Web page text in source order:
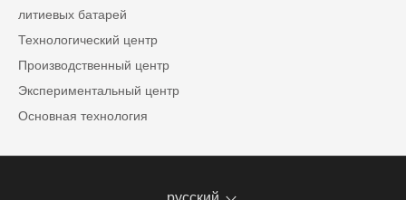
литиевых батарей
Технологический центр
Производственный центр
Экспериментальный центр
Основная технология